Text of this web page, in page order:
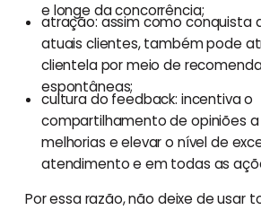
e longe da concorrência;
atração: assim como conquista
atuais clientes, também pode
clientela por meio de
espontâneas;
cultura do feedback: incentiva o
compartilhamento de opiniões
melhorias e elevar o nível de
atendimento e em todas as
Por essa razão, não deixe de usar